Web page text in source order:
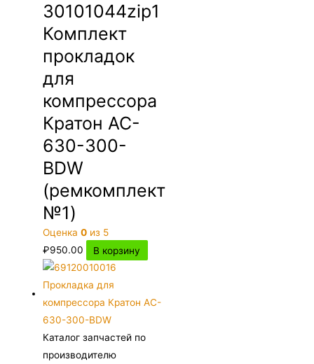
30101044zip1
Комплект
прокладок
для
компрессора
Кратон AC-
630-300-
BDW
(ремкомплект
№1)
Оценка0 из 5
₽950.00 В корзину
Каталог запчастей по
производителю